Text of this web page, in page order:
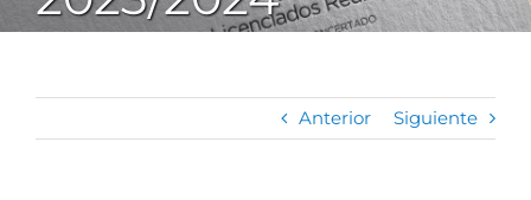
Anterior Siguiente